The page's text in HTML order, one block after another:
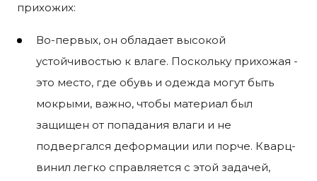
прихожих:
Во-первых, он обладает высокой
устойчивостью к влаге. Поскольку прихожая -
это место, где обувь и одежда могут быть
мокрыми, важно, чтобы материал был
защищен от попадания влаги и не
подвергался деформации или порче. Кварц-
винил легко справляется с этой задачей,